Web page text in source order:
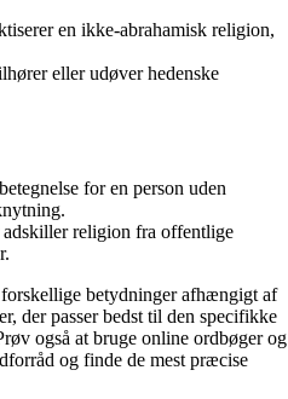
en ikke-abrahamisk religion,
eller udøver hedenske
for en person uden
adskiller religion fra offentlige
betydninger afhængigt af
der passer bedst til den specifikke
også at bruge online ordbøger og
og finde de mest præcise